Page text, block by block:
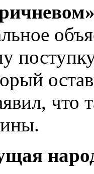
что